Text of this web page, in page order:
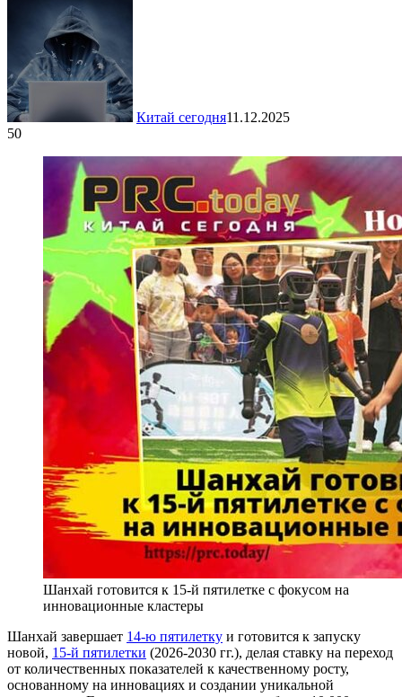
Китай сегодня11.12.2025
50
Шанхай готовится к 15-й пятилетке с фокусом на
инновационные кластеры
Шанхай завершает 14-ю пятилетку и готовится к запуску
новой, 15-й пятилетки (2026-2030 гг.), делая ставку на переход
от количественных показателей к качественному росту,
основанному на инновациях и создании уникальной